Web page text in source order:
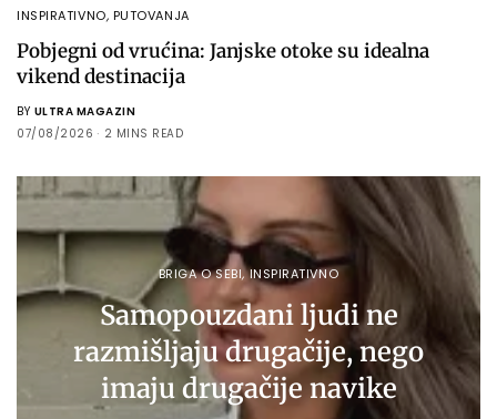
INSPIRATIVNO, PUTOVANJA
Pobjegni od vrućina: Janjske otoke su idealna
vikend destinacija
BY ULTRA MAGAZIN
07/08/2026
2 MINS READ
BRIGA O SEBI,INSPIRATIVNO
Samopouzdani ljudi ne
razmišljaju drugačije, nego
imaju drugačije navike